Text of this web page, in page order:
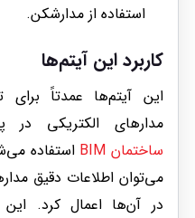
استفاده از مدارشکن.
کاربرد این آیتم‌ها
این آیتم‌ها عمدتاً
مدارهای الکتریکی در
ساختمان BIM
استفاده
می‌توان اطلاعات دقیق
در آن‌ها اعمال کرد.